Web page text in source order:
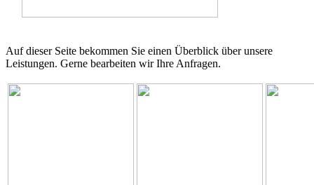
Auf dieser Seite bekommen Sie einen Überblick über unsere
Leistungen. Gerne bearbeiten wir Ihre Anfragen.